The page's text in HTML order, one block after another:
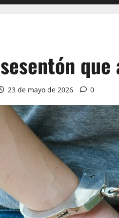
23 de mayo de 2026 0